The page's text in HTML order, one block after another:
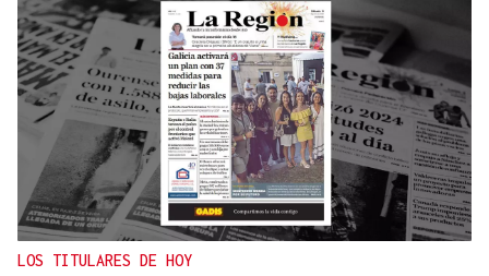
RESOLUCIÓN DEL TRIBUNAL
El Concello de Ourense, sitiado tras caer la
adjudicación del autobús
LOS TITULARES DE HOY